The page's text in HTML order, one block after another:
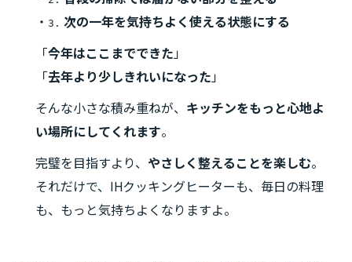
・ 3. 次の一年を気持ちよく使える状態にする
「 今年はここまでできた」
「 去年より少しきれいになった」
そんな小さな積み重ねが、 キッチンをもっと心地よ
い場所にしてくれます。
完璧を目指すより、 やさしく整えることを楽しむ。
それだけで、IHクッキングヒーターも、毎日の料理
も、もっと気持ちよくなりますよ。